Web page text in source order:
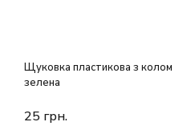
Щуковка пластикова з колом
зелена
25 грн.